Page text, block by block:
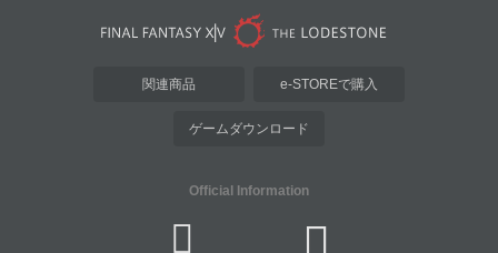
関連商品 e-STOREで購入
ゲームダウンロード
Official Information